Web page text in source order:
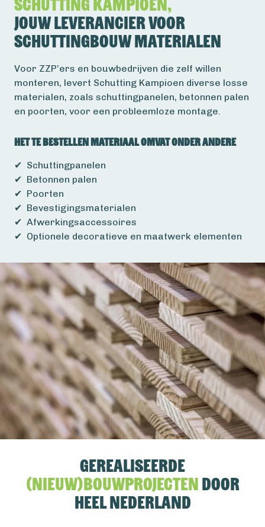
Schutting kampioen,
jouw leverancier voor
schuttingbouw materialen
Voor ZZP’ers en bouwbedrijven die zelf willen
monteren, levert Schutting Kampioen diverse losse
materialen, zoals schuttingpanelen, betonnen palen
en poorten, voor een probleemloze montage.
Het te bestellen materiaal omvat onder andere
✔ Schuttingpanelen
✔ Betonnen palen
✔ Poorten
✔ Bevestigingsmaterialen
✔ Afwerkingsaccessoires
✔ Optionele decoratieve en maatwerk elementen
Gerealiseerde
(nieuw)bouwprojecten door
heel Nederland